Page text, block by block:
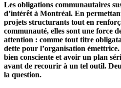
Les obligations communautaires
d’intérêt à Montréal. En
projets structurants tout en
communauté, elles sont une force
attention : comme tout titre
dette pour l’organisation
bien consciente et avoir un plan
avant de recourir à un tel outil.
la question.